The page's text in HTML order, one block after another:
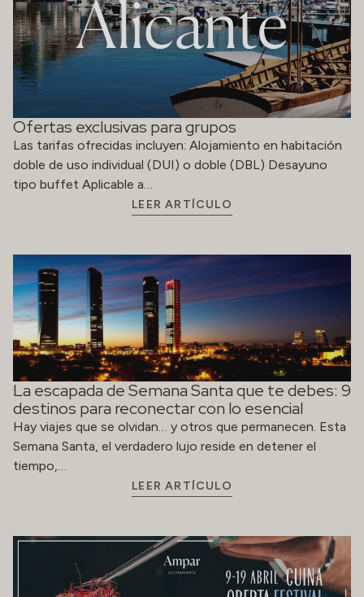
Ofertas exclusivas para grupos
Las tarifas ofrecidas incluyen: Alojamiento en habitación
doble de uso individual (DUI) o doble (DBL) Desayuno
tipo buffet Aplicable a…
LEER ARTÍCULO
La escapada de Semana Santa que te debes: 9
destinos para reconectar con lo esencial
Hay viajes que se olvidan… y otros que permanecen. Esta
Semana Santa, el verdadero lujo reside en detener el
tiempo,…
LEER ARTÍCULO